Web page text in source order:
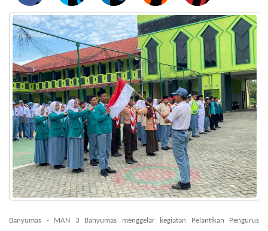
Banyumas - MAN 3 Banyumas menggelar kegiatan Pelantikan Pengurus